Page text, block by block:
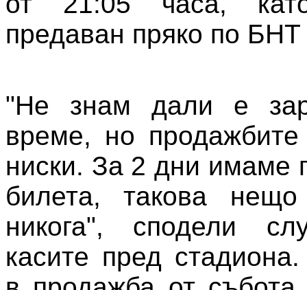
предаван пряко по БНТ
"Не знам дали е
време, но
ниски. За 2 дни имаме
билета, такова
никога", сподели
касите пред